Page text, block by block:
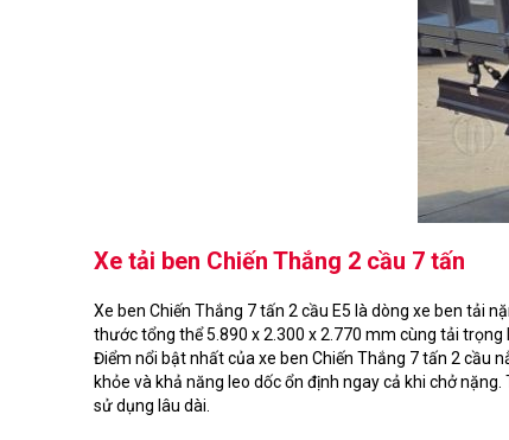
Xe tải ben Chiến Thắng 2 cầu 7 tấn
Xe ben Chiến Thắng 7 tấn 2 cầu E5 là dòng xe ben tải
thước tổng thể 5.890 x 2.300 x 2.770 mm cùng tải trọng
Điểm nổi bật nhất của xe ben Chiến Thắng 7 tấn 2 cầu
khỏe và khả năng leo dốc ổn định ngay cả khi chở
sử dụng lâu dài.